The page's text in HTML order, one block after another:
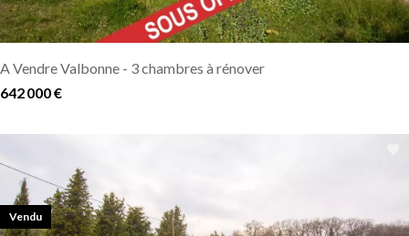
A Vendre Valbonne - 3 chambres à rénover
642 000 €
Vendu